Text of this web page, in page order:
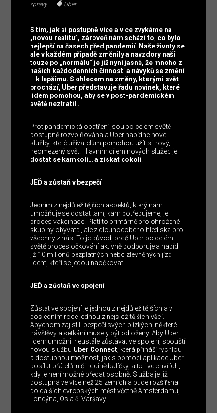
zprávy
Uber
S tím, jak si postupně více a více zvykáme na
„novou realitu”, zároveň nám schází to, co bylo
nejlepší na časech před pandemií. Naše životy se
ale v každém případě změnily a navzdory naší
touze po „normálu“ je již nyní jasné, že mnoho z
našich každodenních činností a návyků se změní
– k lepšímu. S ohledem na změny, kterými svět
prochází, Uber představuje řadu novinek, které
lidem pomohou, aby se v post-pandemickém
světě neztratili.
Protipandemická opatření jsou po celém světě
postupně rozvolňována a Uber nabídne nové
služby, které uživatelům pomohou užít si nový,
neomezený svět. Hlavním cílem nových služeb je
dostat se kamkoli… a získat cokoli
JEĎ a zůstaň v bezpečí
Jedním z nejdůležitějších aspektů, který nám
umožňuje se dostat tam, kam potřebujeme, je
proces vakcinace. Platí to primárně pro ohrožené
skupiny obyvatel, ale z dlouhodobého hlediska pro
všechny z nás. To je důvod, proč Uber po celém
světě proces očkování aktivně podporuje a nabídl
již 10 milionů bezplatných nebo zlevněných jízd
lidem, kteří se jedou naočkovat.
JEĎ a zůstaň ve spojení
Zůstat ve spojení je jednou z nejdůležitějších a v
posledním roce jednou z nejsložitějších věcí.
Abychom zajistili bezpečí svých blízkých, některé
návštěvy a setkání musely být odloženy. Aby Uber
lidem umožnil neustále zůstávat ve spojení, spouští
novou službu Uber Connect , která přináší rychlou
a dostupnou možnost, jak s pomocí aplikace Uber
posílat přátelům či rodině balíčky, a to i ve chvílích,
kdy je není možné předat osobně. Služba je již
dostupná ve více než 25 zemích a bude rozšířena
do dalších evropských měst včetně Amsterdamu,
Londýna, Osla či Varšavy.